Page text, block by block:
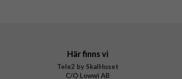
Här finns vi
Tele2 by SkalHuset
C/O Lowwi AB